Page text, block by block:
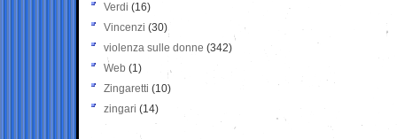
Verdi (16)
Vincenzi (30)
violenza sulle donne (342)
Web (1)
Zingaretti (10)
zingari (14)